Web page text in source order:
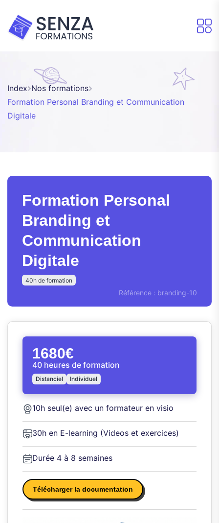
Index Nos formations
Formation Personal Branding et Communication
Digitale
Formation Personal
Branding et
Communication
Digitale
40h de formation
Référence : branding-10
1680€
40 heures de formation
Distanciel Individuel
10h seul(e) avec un formateur en visio
30h en E-learning (Videos et exercices)
Durée 4 à 8 semaines
Télécharger la documentation